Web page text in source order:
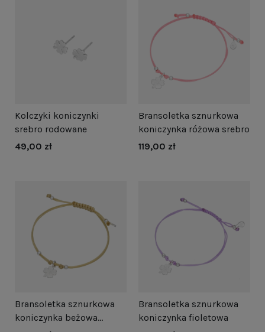
Kolczyki koniczynki
srebro rodowane
49,00 zł
Bransoletka sznurkowa
koniczynka różowa srebro
119,00 zł
Bransoletka sznurkowa
koniczynka beżowa
Bransoletka sznurkowa
koniczynka fioletowa